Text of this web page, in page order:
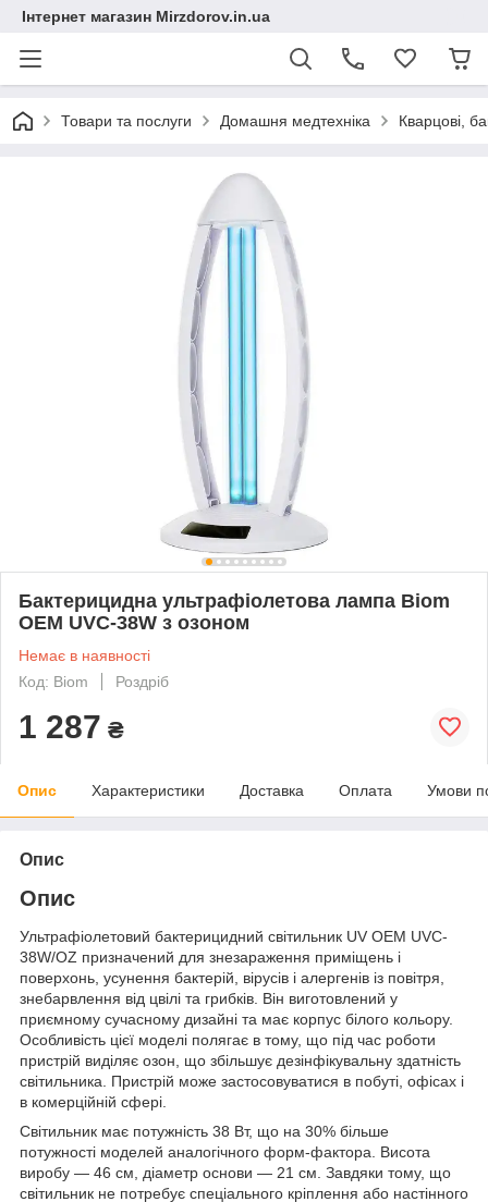
Інтернет магазин Mirzdorov.in.ua
Товари та послуги Домашня медтехніка Кварцові,
Бактерицидна ультрафіолетова лампа Biom
OEM UVC-38W з озоном
Немає в наявності
Код: Biom
Роздріб
1 287 ₴
Опис Характеристики Доставка Оплата Умови
Опис
Опис
Ультрафіолетовий бактерицидний світильник UV OEM UVC-
38W/OZ призначений для знезараження приміщень і
поверхонь, усунення бактерій, вірусів і алергенів із повітря,
знебарвлення від цвілі та грибків. Він виготовлений у
приємному сучасному дизайні та має корпус білого кольору.
Особливість цієї моделі полягає в тому, що під час роботи
пристрій виділяє озон, що збільшує дезінфікувальну здатність
світильника. Пристрій може застосовуватися в побуті, офісах і
в комерційній сфері.
Світильник має потужність 38 Вт, що на 30% більше
потужності моделей аналогічного форм-фактора. Висота
виробу — 46 см, діаметр основи — 21 см. Завдяки тому, що
світильник не потребує спеціального кріплення або настінного